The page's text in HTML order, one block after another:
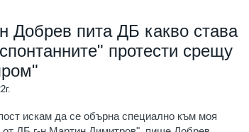
Добрев пита ДБ какво става
протести срещу
искам да се обърна специално към моя
Politico: Обменът на